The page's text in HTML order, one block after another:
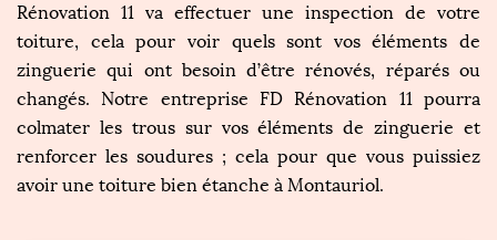
Rénovation 11 va effectuer une inspection de votre
toiture, cela pour voir quels sont vos éléments de
zinguerie qui ont besoin d’être rénovés, réparés ou
changés. Notre entreprise FD Rénovation 11 pourra
colmater les trous sur vos éléments de zinguerie et
renforcer les soudures ; cela pour que vous puissiez
avoir une toiture bien étanche à Montauriol.